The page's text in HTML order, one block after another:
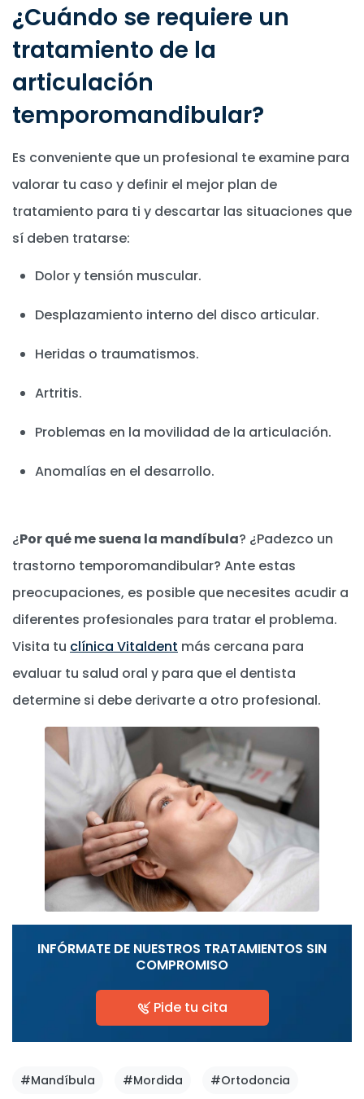
¿Cuándo se requiere un
tratamiento de la
articulación
temporomandibular?
Es conveniente que un profesional te examine para
valorar tu caso y definir el mejor plan de
tratamiento para ti y descartar las situaciones que
sí deben tratarse:
Dolor y tensión muscular.
Desplazamiento interno del disco articular.
Heridas o traumatismos.
Artritis.
Problemas en la movilidad de la articulación.
Anomalías en el desarrollo.
¿Por qué me suena la mandíbula? ¿Padezco un
trastorno temporomandibular? Ante estas
preocupaciones, es posible que necesites acudir a
diferentes profesionales para tratar el problema.
Visita tu clínica Vitaldent más cercana para
evaluar tu salud oral y para que el dentista
determine si debe derivarte a otro profesional.
INFÓRMATE DE NUESTROS TRATAMIENTOS SIN
COMPROMISO
Pide tu cita
#Mandíbula #Mordida #Ortodoncia